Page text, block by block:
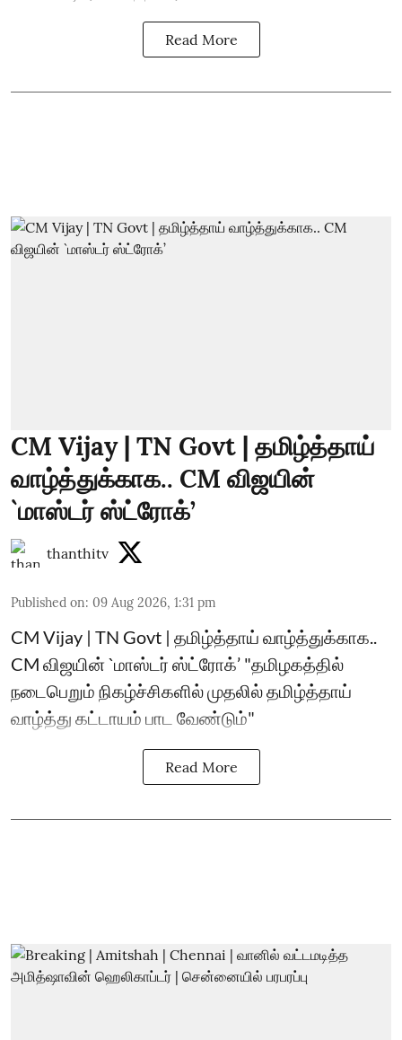
Read More
CM Vijay | TN Govt | தமிழ்த்தாய்
வாழ்த்துக்காக.. CM விஜயின்
`மாஸ்டர் ஸ்ட்ரோக்’
thanthitv
Published on: 09 Aug 2026, 1:31 pm
CM Vijay | TN Govt | தமிழ்த்தாய் வாழ்த்துக்காக..
CM விஜயின் `மாஸ்டர் ஸ்ட்ரோக்’ "தமிழகத்தில்
நடைபெறும் நிகழ்ச்சிகளில் முதலில் தமிழ்த்தாய்
வாழ்த்து கட்டாயம் பாட வேண்டும்"
Read More